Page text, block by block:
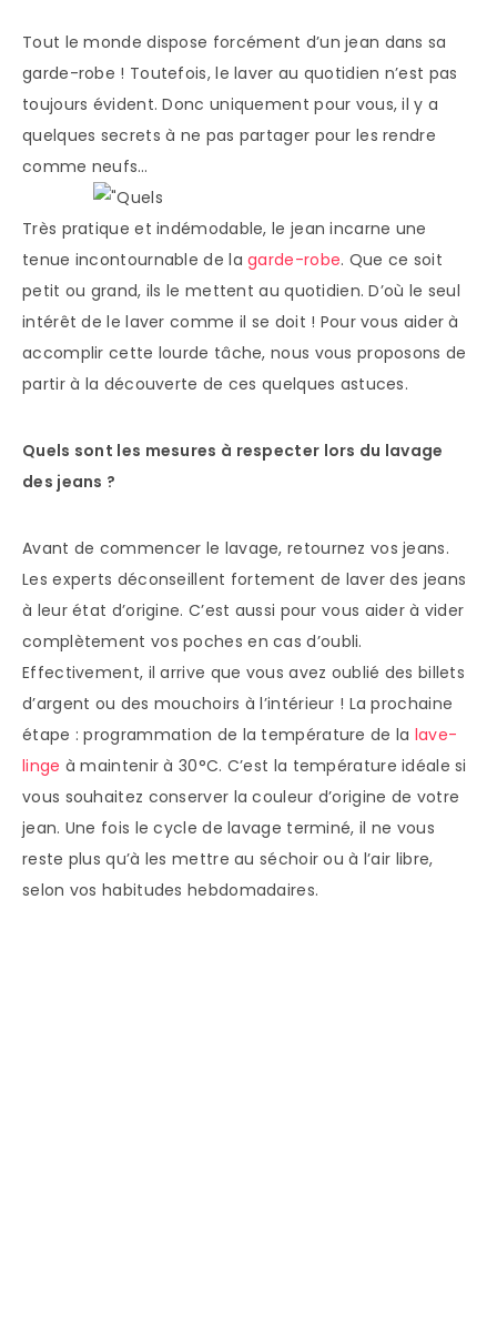
Tout le monde dispose forcément d’un jean dans sa
garde-robe ! Toutefois, le laver au quotidien n’est pas
toujours évident. Donc uniquement pour vous, il y a
quelques secrets à ne pas partager pour les rendre
comme neufs…
Très pratique et indémodable, le jean incarne une
tenue incontournable de lagarde-robe. Que ce soit
petit ou grand, ils le mettent au quotidien. D’où le seul
intérêt de le laver comme il se doit ! Pour vous aider à
accomplir cette lourde tâche, nous vous proposons de
partir à la découverte de ces quelques astuces.
Quels sont les mesures à respecter lors du lavage
des jeans ?
Avant de commencer le lavage, retournez vos jeans.
Les experts déconseillent fortement de laver des jeans
à leur état d’origine. C’est aussi pour vous aider à vider
complètement vos poches en cas d’oubli.
Effectivement, il arrive que vous avez oublié des billets
d’argent ou des mouchoirs à l’intérieur ! La prochaine
étape : programmation de la température de la lave-
linge à maintenir à 30°C. C’est la température idéale si
vous souhaitez conserver la couleur d’origine de votre
jean. Une fois le cycle de lavage terminé, il ne vous
reste plus qu’à les mettre au séchoir ou à l’air libre,
selon vos habitudes hebdomadaires.